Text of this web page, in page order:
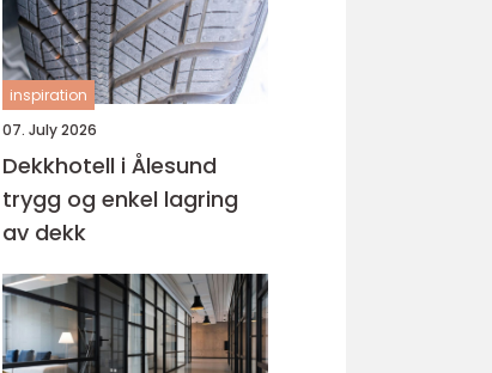
inspiration
07. July 2026
Dekkhotell i Ålesund
trygg og enkel lagring
av dekk